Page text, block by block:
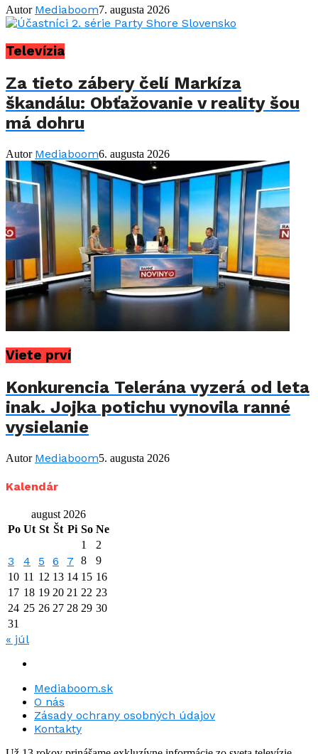
Autor Mediaboom7. augusta 2026
Televízia
Za tieto zábery čelí Markíza
škandálu: Obťažovanie v reality šou
má dohru
Autor Mediaboom6. augusta 2026
Viete prví
Konkurencia Telerána vyzerá od leta
inak. Jojka potichu vynovila ranné
vysielanie
Autor Mediaboom5. augusta 2026
Kalendár
august 2026
Po Ut St Št Pi So Ne
1
2
3 4 5 6 7 8
9
10 11 12 13 14 15 16
17 18 19 20 21 22 23
24 25 26 27 28 29 30
31
« júl
Mediaboom.sk
O nás
Zásady ochrany osobných údajov
Kontakty